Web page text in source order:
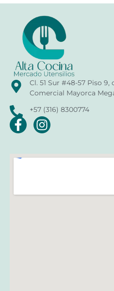
Cl. 51 Sur #48-57 Piso
Comercial Mayorca
+57 (316) 8300774